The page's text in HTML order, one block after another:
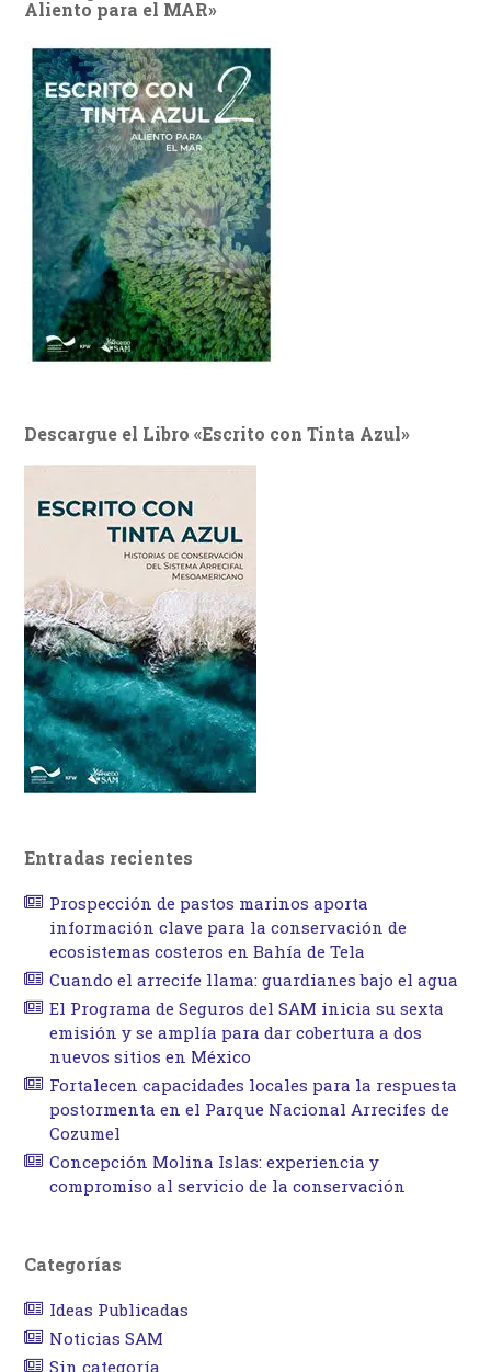
Aliento para el MAR»
Descargue el Libro «Escrito con Tinta Azul»
Entradas recientes
Prospección de pastos marinos aporta
información clave para la conservación de
ecosistemas costeros en Bahía de Tela
Cuando el arrecife llama: guardianes bajo el agua
El Programa de Seguros del SAM inicia su sexta
emisión y se amplía para dar cobertura a dos
nuevos sitios en México
Fortalecen capacidades locales para la respuesta
postormenta en el Parque Nacional Arrecifes de
Cozumel
Concepción Molina Islas: experiencia y
compromiso al servicio de la conservación
Categorías
Ideas Publicadas
Noticias SAM
Sin categoría